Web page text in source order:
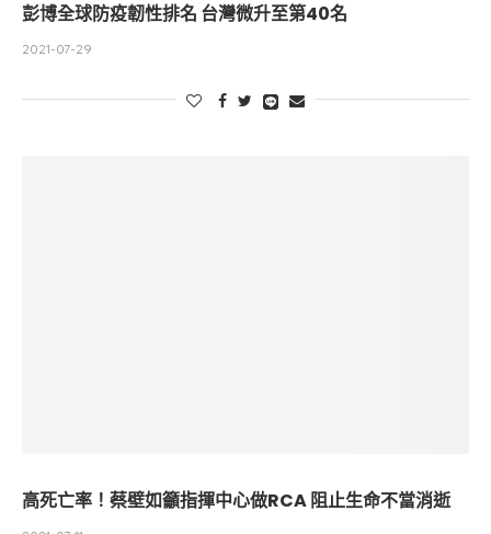
彭博全球防疫韌性排名 台灣微升至第40名
2021-07-29
高死亡率！蔡壁如籲指揮中心做RCA 阻止生命不當消逝